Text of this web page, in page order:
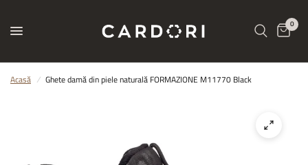
0
Acasă / Ghete damă din piele naturală FORMAZIONE M11770 Black